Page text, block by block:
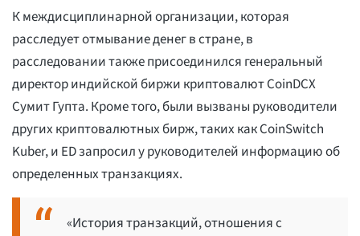
К междисциплинарной организации, которая
расследует отмывание денег в стране, в
расследовании также присоединился генеральный
директор индийской биржи криптовалют CoinDCX
Сумит Гупта. Кроме того, были вызваны руководители
других криптовалютных бирж, таких как CoinSwitch
Kuber, и ED запросил у руководителей информацию об
определенных транзакциях.
«История транзакций, отношения с